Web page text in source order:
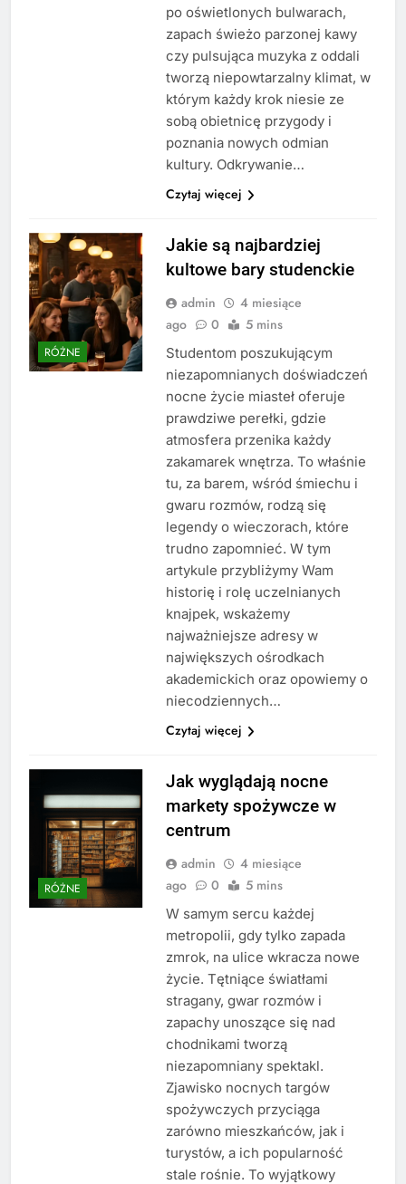
po oświetlonych bulwarach,
zapach świeżo parzonej kawy
czy pulsująca muzyka z oddali
tworzą niepowtarzalny klimat, w
którym każdy krok niesie ze
sobą obietnicę przygody i
poznania nowych odmian
kultury. Odkrywanie…
Czytaj więcej
RÓŻNE
Jakie są najbardziej
kultowe bary studenckie
admin
4 miesiące
ago
0 5 mins
Studentom poszukującym
niezapomnianych doświadczeń
nocne życie miasteł oferuje
prawdziwe perełki, gdzie
atmosfera przenika każdy
zakamarek wnętrza. To właśnie
tu, za barem, wśród śmiechu i
gwaru rozmów, rodzą się
legendy o wieczorach, które
trudno zapomnieć. W tym
artykule przybliżymy Wam
historię i rolę uczelnianych
knajpek, wskażemy
najważniejsze adresy w
największych ośrodkach
akademickich oraz opowiemy o
niecodziennych…
Czytaj więcej
RÓŻNE
Jak wyglądają nocne
markety spożywcze w
centrum
admin
4 miesiące
ago
0 5 mins
W samym sercu każdej
metropolii, gdy tylko zapada
zmrok, na ulice wkracza nowe
życie. Tętniące światłami
stragany, gwar rozmów i
zapachy unoszące się nad
chodnikami tworzą
niezapomniany spektakl.
Zjawisko nocnych targów
spożywczych przyciąga
zarówno mieszkańców, jak i
turystów, a ich popularność
stale rośnie. To wyjątkowy